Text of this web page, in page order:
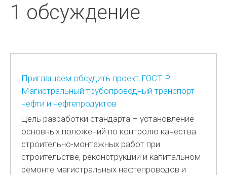
1 обсуждение
Приглашаем обсудить проект ГОСТ Р
Магистральный трубопроводный транспорт
нефти и нефтепродуктов
Цель разработки стандарта – установление
основных положений по контролю качества
строительно-монтажных работ при
строительстве, реконструкции и капитальном
ремонте магистральных нефтепроводов и